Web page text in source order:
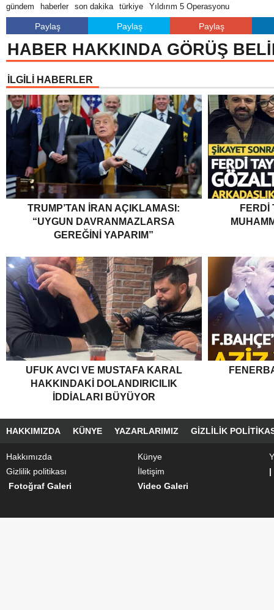
gündem
haberler son dakika türkiye Yıldırım 5 Operasyonu
Paylaş Paylaş Paylaş
HABER HAKKINDA GÖRÜŞ
İLGİLİ HABERLER
TRUMP’TAN İRAN AÇIKLAMASI:
“UYGUN DAVRANMAZLARSA
GEREĞINI YAPARIM”
FERDI
UFUK AVCI VE MUSTAFA KARAL
HAKKINDAKI DOLANDIRICILIK
İDDIALARI BÜYÜYOR
HAKKIMIZDA KÜNYE YAZARLARIMIZ GIZLILIK
Hakkımızda Künye
Gizlilik politikası
İletişim
|
Fotoğraf Galeri
Video Galeri